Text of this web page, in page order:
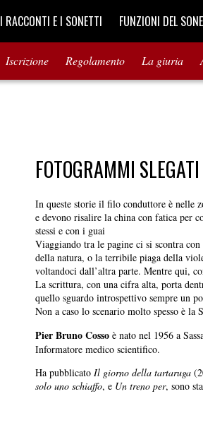
I RACCONTI E I SONETTI FUNZIONI DEL
Iscrizione Regolamento La giuria
FOTOGRAMMI
In queste storie il filo conduttore è nelle
e devono risalire la china con fatica per
stessi e con i guai
Viaggiando tra le pagine ci si scontra
della natura, o la terribile piaga della
voltandoci dall’altra parte. Mentre qui,
La scrittura, con una cifra alta, porta
quello sguardo introspettivo sempre un
Non a caso lo scenario molto spesso è la
Pier Bruno Cosso è nato nel 1956 a
Informatore medico scientifico.
Ha pubblicato Il giorno della tartaruga
solo uno schiaffo, e Un treno per, sono